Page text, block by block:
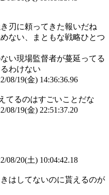
刃に頼ってきた報いだね
ない、まともな戦略ひとつ
い現場監督者が蔓延ってる
わけない
08/19(金) 14:36:36.96
てるのはすごいことだな
08/19(金) 22:51:37.20
08/20(土) 10:04:42.18
はしてないのに貰えるのが